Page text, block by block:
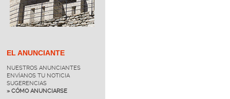
EL ANUNCIANTE
NUESTROS ANUNCIANTES
ENVÍANOS TU NOTICIA
SUGERENCIAS
» CÓMO ANUNCIARSE